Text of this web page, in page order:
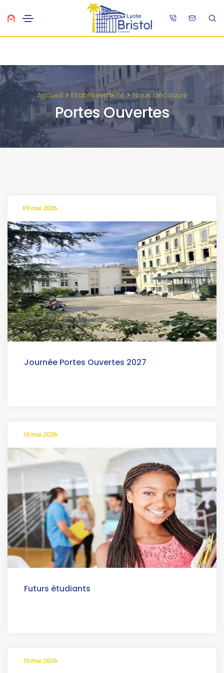
Accueil > Etablissement>Nous découvrir
Portes Ouvertes
09 mai 2026
Journée Portes Ouvertes 2027
10 mai 2026
Futurs étudiants
10 mai 2026